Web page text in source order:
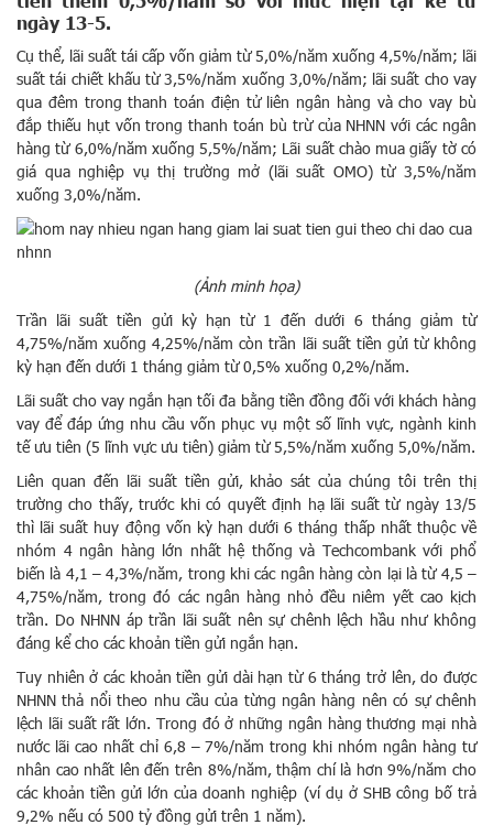
ngày 13-5.
Cụ thể, lãi suất tái cấp vốn giảm từ 5,0%/năm xuống 4,5%/năm; lãi
suất tái chiết khấu từ 3,5%/năm xuống 3,0%/năm; lãi suất cho vay
qua đêm trong thanh toán điện tử liên ngân hàng và cho vay bù
đắp thiếu hụt vốn trong thanh toán bù trừ của NHNN với các ngân
hàng từ 6,0%/năm xuống 5,5%/năm; Lãi suất chào mua giấy tờ có
giá qua nghiệp vụ thị trường mở (lãi suất OMO) từ 3,5%/năm
xuống 3,0%/năm.
(Ảnh minh họa)
Trần lãi suất tiền gửi kỳ hạn từ 1 đến dưới 6 tháng giảm từ
4,75%/năm xuống 4,25%/năm còn trần lãi suất tiền gửi từ không
kỳ hạn đến dưới 1 tháng giảm từ 0,5% xuống 0,2%/năm.
Lãi suất cho vay ngắn hạn tối đa bằng tiền đồng đối với khách hàng
vay để đáp ứng nhu cầu vốn phục vụ một số lĩnh vực, ngành kinh
tế ưu tiên (5 lĩnh vực ưu tiên) giảm từ 5,5%/năm xuống 5,0%/năm.
Liên quan đến lãi suất tiền gửi, khảo sát của chúng tôi trên thị
trường cho thấy, trước khi có quyết định hạ lãi suất từ ngày 13/5
thì lãi suất huy động vốn kỳ hạn dưới 6 tháng thấp nhất thuộc về
nhóm 4 ngân hàng lớn nhất hệ thống và Techcombank với phổ
biến là 4,1 – 4,3%/năm, trong khi các ngân hàng còn lại là từ 4,5 –
4,75%/năm, trong đó các ngân hàng nhỏ đều niêm yết cao kịch
trần. Do NHNN áp trần lãi suất nên sự chênh lệch hầu như không
đáng kể cho các khoản tiền gửi ngắn hạn.
Tuy nhiên ở các khoản tiền gửi dài hạn từ 6 tháng trở lên, do được
NHNN thả nổi theo nhu cầu của từng ngân hàng nên có sự chênh
lệch lãi suất rất lớn. Trong đó ở những ngân hàng thương mại nhà
nước lãi cao nhất chỉ 6,8 – 7%/năm trong khi nhóm ngân hàng tư
nhân cao nhất lên đến trên 8%/năm, thậm chí là hơn 9%/năm cho
các khoản tiền gửi lớn của doanh nghiệp (ví dụ ở SHB công bố trả
9,2% nếu có 500 tỷ đồng gửi trên 1 năm).